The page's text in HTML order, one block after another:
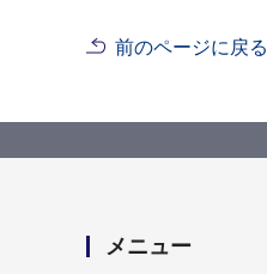
前のページに戻る
メニュー